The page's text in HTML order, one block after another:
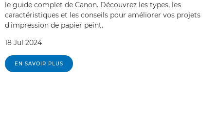
le guide complet de Canon. Découvrez les types, les
caractéristiques et les conseils pour améliorer vos projets
d'impression de papier peint.
18 Jul 2024
EN SAVOIR PLUS